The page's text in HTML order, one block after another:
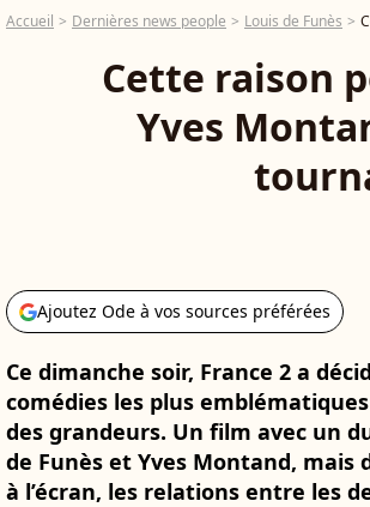
Accueil Dernières news people Louis de Funès
Cette raison
Yves
Ajoutez Ode à vos sources préférées
Ce dimanche soir, France 2 a
comédies les plus
des grandeurs. Un film avec un
de Funès et Yves Montand,
à l’écran, les relations entre les